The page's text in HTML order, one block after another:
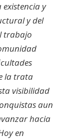
y
y del
trabajo
la trata
visibilidad
aun
hacia
en